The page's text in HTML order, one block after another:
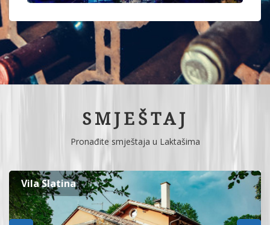
SMJEŠTAJ
Pronađite smještaja u Laktašima
Vila Slatina